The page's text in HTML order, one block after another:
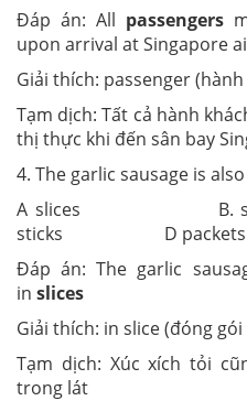
Đáp án: All passengers
upon arrival at Singapore
Giải thích: passenger
Tạm dịch: Tất cả hành
thị thực khi đến sân bay
4. The garlic sausage is
A slices
sticks D packets
Đáp án: The garlic
in slices
Giải thích: in slice (đóng
Tạm dịch: Xúc xích tỏi
trong lát